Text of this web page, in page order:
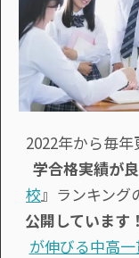
2022年から毎
学合格実績が
校』ランキング
公開しています！
が伸びる中高